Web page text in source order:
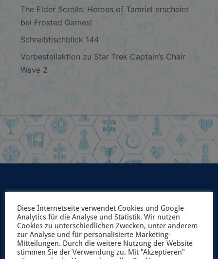
The Elder Scrolls: Heroes of Tamriel erscheint
bei Frosted Games!
Schreibtischblick 144
Vorbestellaktion zu Star Trek Captain’s Chair
Wave 2
UNSER NEWSLETTER
Möchtest du immer als erster über unsere geplanten
Spiele-Projekte und aktuelle Neuerscheinungen
Diese Internetseite verwendet Cookies und Google
Analytics für die Analyse und Statistik. Wir nutzen
Cookies zu unterschiedlichen Zwecken, unter anderem
zur Analyse und für personalisierte Marketing-
Mitteilungen. Durch die weitere Nutzung der Website
stimmen Sie der Verwendung zu. Mit "Akzeptieren"